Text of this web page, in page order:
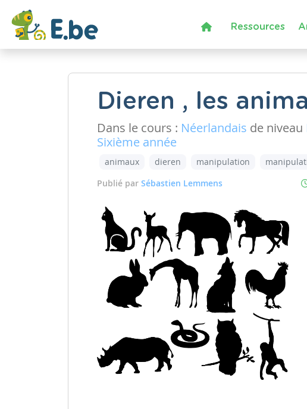
Ressources
Dieren , les
Dans le cours : Néerlandais de niveau
Sixième année
animaux dieren manipulation
Publié par Sébastien Lemmens